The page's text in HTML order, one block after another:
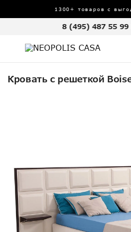
1300+ товаров с
8 (495) 487 55 99
Кровать с решеткой